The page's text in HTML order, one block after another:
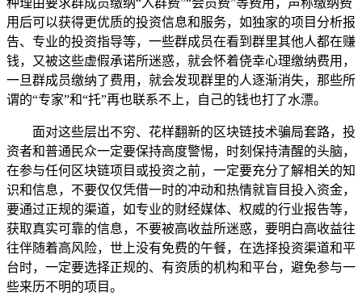
种理由要求群成员缴纳“入群费”“会员费”等费用，声称缴纳费
用后可以获得更优质的投资信息和服务，如独家的项目分析报
告、专业的投资指导等，一些群成员在看到群里其他人都在赚
钱，又被这些虚假承诺所迷惑，就会怀着侥幸心理缴纳费用，
一旦群成员缴纳了费用，就会发现群里的人逐渐消失，那些所
谓的“专家”和“托”再也联系不上，自己的钱也打了水漂。
面对这些层出不穷、花样翻新的区块链技术骗局套路，投
资者和普通民众一定要保持高度警惕，时刻保持清醒的头脑，
在参与任何区块链项目或投资之前，一定要充分了解相关的知
识和信息，不要仅仅凭借一时的冲动和热情就盲目投入资金，
要通过正规的渠道，如专业的财经媒体、权威的行业报告等，
获取真实可靠的信息，不要被高收益所迷惑，要明白高收益往
往伴随着高风险，世上没有免费的午餐，在选择投资渠道和平
台时，一定要选择正规的、有资质的机构和平台，避免参与一
些来历不明的项目。